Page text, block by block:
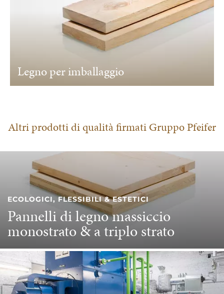
Legno per imballaggio
Altri prodotti di qualità firmati Gruppo Pfeifer
ECOLOGICI, FLESSIBILI & ESTETICI
Pannelli di legno massiccio
monostrato & a triplo strato